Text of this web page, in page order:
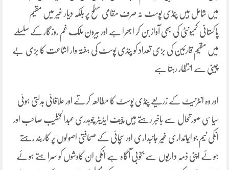
میں شامل ہیں پنڈی پوسٹ نہ صرف مقامی سطح پر بلکہ دیار غیر میں مقیم
پاکستانی کمیونٹی کی بھی آواز بن کر ابھرا ہے اور بیرون ملک غم روزگار کے سلسلے
میں مقیم قارئین کی بڑی تعداد کو پنڈی پوسٹ کی ہفتہ وار اشاعت کا بڑی بے
چینی سے انتظار رہتا ہے
اور وہ انٹرنیٹ کے زریعے پنڈی پوسٹ کا مطالعہ کرتے اور علاقائی بدلتی ہوئی
سیاسی صورتحال سے باخبر رہتے ہیں چیف ایڈیٹر چوہدری عبدالخطیب صاحب اور
انکی ٹیم جو ایمانداری غیر جانبداری اور سچائی کے صحافتی اصولوں پر کاربند رہتے
ہوئے اپنی ذمہ داریوں سے بخوبی آگاہ ہے انکی ان کاوشوں کو سراہتے ہوئے